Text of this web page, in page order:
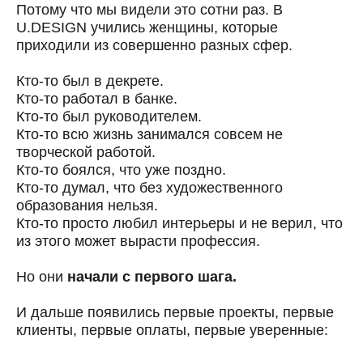
Потому что мы видели это сотни раз. В
U.DESIGN учились женщины, которые
приходили из совершенно разных сфер.
Кто-то был в декрете.
Кто-то работал в банке.
Кто-то был руководителем.
Кто-то всю жизнь занимался совсем не
творческой работой.
Кто-то боялся, что уже поздно.
Кто-то думал, что без художественного
образования нельзя.
Кто-то просто любил интерьеры и не верил, что
из этого может вырасти профессия.
Но они начали с первого шага.
И дальше появились первые проекты, первые
клиенты, первые оплаты, первые уверенные: